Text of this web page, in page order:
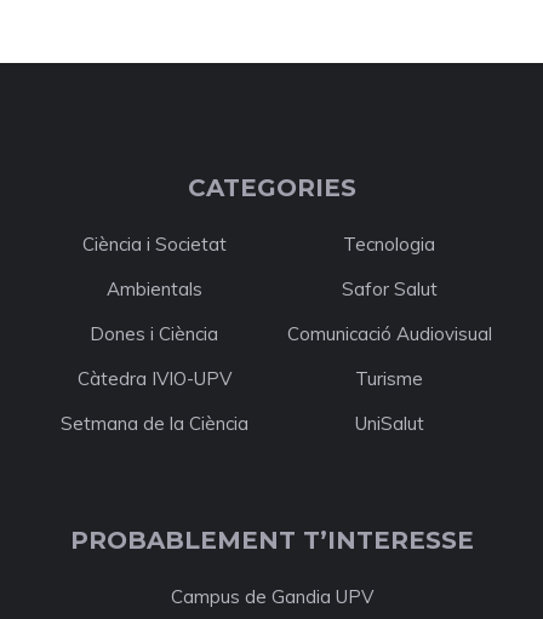
CATEGORIES
Ciència i Societat
Tecnologia
Ambientals
Safor Salut
Dones i Ciència
Comunicació Audiovisual
Càtedra IVIO-UPV
Turisme
Setmana de la Ciència
UniSalut
PROBABLEMENT T’INTERESSE
Campus de Gandia UPV